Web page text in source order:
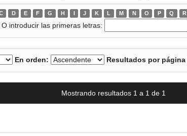
D E F G H I J K L M N O P Q R
O introducir las primeras letras:
En orden: Resultados por página
Mostrando resultados 1 a 1 de 1